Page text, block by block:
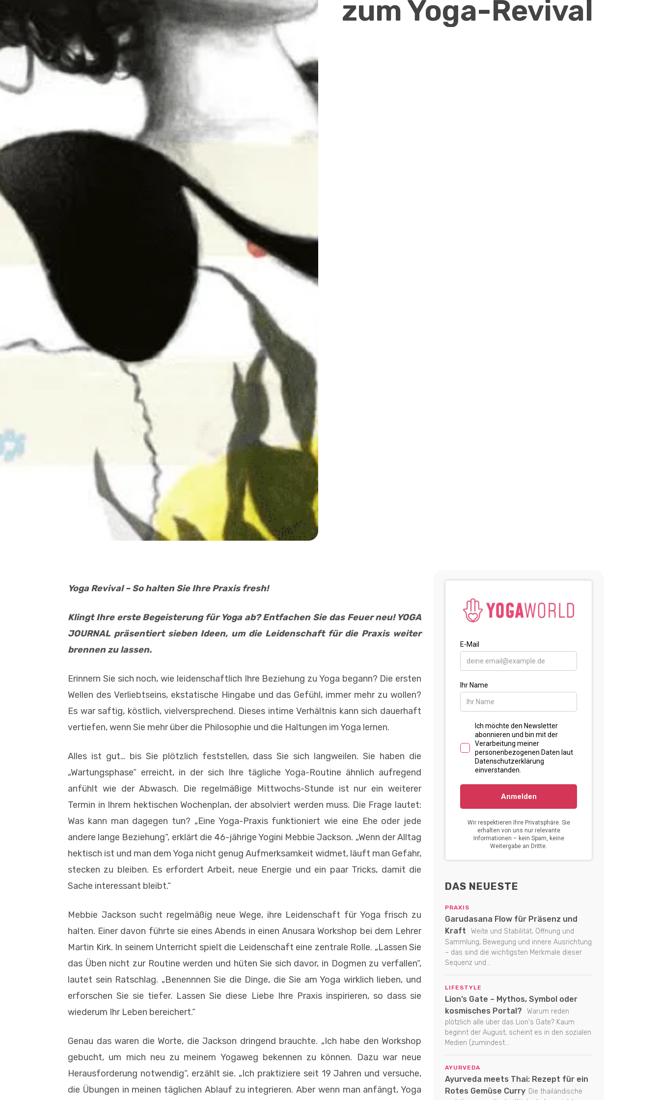
zum Yoga-Revival
Yoga Revival – So halten Sie Ihre Praxis fresh!
Klingt Ihre erste Begeisterung für Yoga ab? Entfachen Sie das Feuer neu! YOGA
JOURNAL präsentiert sieben Ideen, um die Leidenschaft für die Praxis weiter
brennen zu lassen.
Erinnern Sie sich noch, wie leidenschaftlich Ihre Beziehung zu Yoga begann? Die ersten
Wellen des Verliebtseins, ekstatische Hingabe und das Gefühl, immer mehr zu wollen?
Es war saftig, köstlich, vielversprechend. Dieses intime Verhältnis kann sich dauerhaft
vertiefen, wenn Sie mehr über die Philosophie und die Haltungen im Yoga lernen.
Alles ist gut… bis Sie plötzlich feststellen, dass Sie sich langweilen. Sie haben die
„Wartungsphase“ erreicht, in der sich Ihre tägliche Yoga-Routine ähnlich aufregend
anfühlt wie der Abwasch. Die regelmäßige Mittwochs-Stunde ist nur ein weiterer
Termin in Ihrem hektischen Wochenplan, der absolviert werden muss. Die Frage lautet:
Was kann man dagegen tun? „Eine Yoga-Praxis funktioniert wie eine Ehe oder jede
andere lange Beziehung“, erklärt die 46-jährige Yogini Mebbie Jackson. „Wenn der Alltag
hektisch ist und man dem Yoga nicht genug Aufmerksamkeit widmet, läuft man Gefahr,
stecken zu bleiben. Es erfordert Arbeit, neue Energie und ein paar Tricks, damit die
Sache interessant bleibt.“
Mebbie Jackson sucht regelmäßig neue Wege, ihre Leidenschaft für Yoga frisch zu
halten. Einer davon führte sie eines Abends in einen Anusara Workshop bei dem Lehrer
Martin Kirk. In seinem Unterricht spielt die Leidenschaft eine zentrale Rolle. „Lassen Sie
das Üben nicht zur Routine werden und hüten Sie sich davor, in Dogmen zu verfallen“,
lautet sein Ratschlag. „Benennnen Sie die Dinge, die Sie am Yoga wirklich lieben, und
erforschen Sie sie tiefer. Lassen Sie diese Liebe Ihre Praxis inspirieren, so dass sie
wiederum Ihr Leben bereichert.“
Genau das waren die Worte, die Jackson dringend brauchte. „Ich habe den Workshop
gebucht, um mich neu zu meinem Yogaweg bekennen zu können. Dazu war neue
Herausforderung notwendig“, erzählt sie. „Ich praktiziere seit 19 Jahren und versuche,
die Übungen in meinen täglichen Ablauf zu integrieren. Aber wenn man anfängt, Yoga
DAS NEUESTE
PRAXIS
Garudasana Flow für Präsenz und
Kraft
Weite und Stabilität, Öffnung und
Sammlung, Bewegung und innere Ausrichtung
– das sind die wichtigsten Merkmale dieser
Sequenz und...
LIFESTYLE
Lion’s Gate – Mythos, Symbol oder
kosmisches Portal?
Warum reden
plötzlich alle über das Lion's Gate? Kaum
beginnt der August, scheint es in den sozialen
Medien (zumindest...
AYURVEDA
Ayurveda meets Thai: Rezept für ein
Rotes Gemüse Curry Die thailändische